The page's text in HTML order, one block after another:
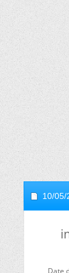
10/05/
Date